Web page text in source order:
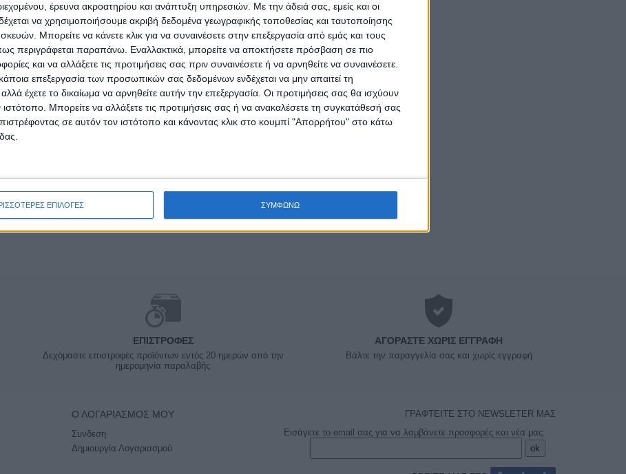
έρευνα ακροατηρίου και ανάπτυξη υπηρεσιών. Με την άδειά σας, εμείς και οι
να χρησιμοποιήσουμε ακριβή δεδομένα γεωγραφικής τοποθεσίας και ταυτοποίησης
Μπορείτε να κάνετε κλικ για να συναινέσετε στην επεξεργασία από εμάς και τους
περιγράφεται παραπάνω. Εναλλακτικά, μπορείτε να αποκτήσετε πρόσβαση σε πιο
και να αλλάξετε τις προτιμήσεις σας πριν συναινέσετε ή να αρνηθείτε να συναινέσετε.
επεξεργασία των προσωπικών σας δεδομένων ενδέχεται να μην απαιτεί τη
έχετε το δικαίωμα να αρνηθείτε αυτήν την επεξεργασία. Οι προτιμήσεις σας θα ισχύουν
ιστότοπο. Μπορείτε να αλλάξετε τις προτιμήσεις σας ή να ανακαλέσετε τη συγκατάθεσή σας
σε αυτόν τον ιστότοπο και κάνοντας κλικ στο κουμπί "Απορρήτου" στο κάτω
ΕΠΙΛΟΓΕΣ ΣΥΜΦΩΝΩ
ΕΠΙΣΤΡΟΦΈΣ
Δεχόμαστε επιστροφές προϊόντων εντός 20 ημερών από την
ημερομηνία παραλαβής
ΑΓΟΡΆΣΤΕ ΧΩΡΊΣ ΕΓΓΡΑΦΉ
Βάλτε την παραγγελία σας και χωρίς εγγραφή
Ο ΛΟΓΑΡΙΑΣΜΌΣ ΜΟΥ
Συνδεση
Δημιουργία Λογαριασμού
ΓΡΑΦΤΕΙΤΕ ΣΤΟ NEWSLETER ΜΑΣ
Εισάγετε το email σας για να λαμβάνετε προσφορές και νέα μας: